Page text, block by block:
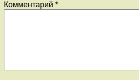
Комментарий *